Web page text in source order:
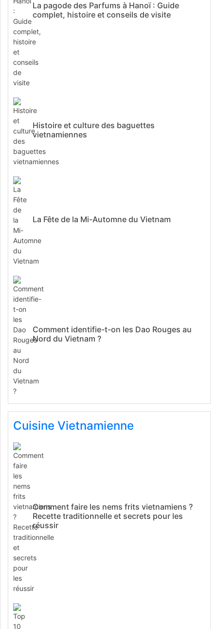
La pagode des Parfums à Hanoï : Guide
complet, histoire et conseils de visite
Histoire et culture des baguettes
vietnamiennes
La Fête de la Mi-Automne du Vietnam
Comment identifie-t-on les Dao Rouges au
Nord du Vietnam ?
Cuisine Vietnamienne
Comment faire les nems frits vietnamiens ?
Recette traditionnelle et secrets pour les
réussir